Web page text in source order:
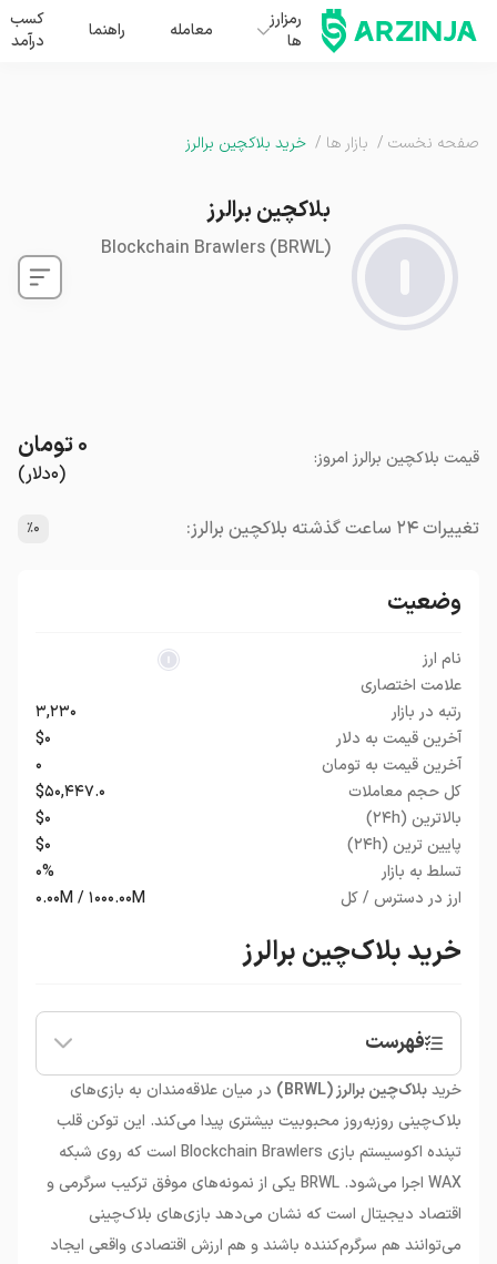
رمزارز
ها
معامله راهنما
کسب
درآمد
صفحه نخست / بازار ها / خرید بلاکچین برالرز
بلاکچین برالرز
Blockchain Brawlers(BRWL)
قیمت بلاکچین برالرز امروز:
(۰دلار)
۰تومان
تغییرات ۲۴ ساعت گذشته بلاکچین برالرز: ٪۰
خرید بلاک‌چین برالرز
فهرست
•تاریخچه و پس‌زمینه بلاک‌چین برالرز
• ویژگی‌های فنی و مزایای BRWL
•
کاربردها و اکوسیستم BRWL
WAX بلاک‌چین: زیرساخت بلاک‌چین برالرز
•مقایسه BRWL با ارزهای مشابه
• استراتژی‌های موفق و اقتصاد Play-to-Earn
•مدیریت ریسک و چشم‌انداز BRWL
خریدبلاک‌چین برالرز (BRWL)
در میان علاقه‌مندان به بازی‌های
بلاک‌چینی روز‌به‌روز محبوبیت بیشتری پیدا می‌کند. این توکن قلب
تپنده اکوسیستم بازی Blockchain Brawlers است که روی شبکه
WAX اجرا می‌شود. BRWL یکی از نمونه‌های موفق ترکیب سرگرمی و
اقتصاد دیجیتال است که نشان می‌دهد بازی‌های بلاک‌چینی
می‌توانند هم سرگرم‌کننده باشند و هم ارزش اقتصادی واقعی ایجاد
وضعیت
نام ارز
علامت اختصاری
رتبه در بازار
۳,۲۳۰
آخرین قیمت به دلار
$۰
آخرین قیمت به تومان
۰
کل حجم معاملات
$۵۰,۴۴۷.۰
بالاترین (۲۴h)
$۰
پایین ترین (۲۴h)
$۰
تسلط به بازار
۰%
ارز در دسترس / کل
۰.۰۰M / ۱۰۰۰.۰۰M